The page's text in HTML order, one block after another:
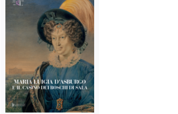
Rassegna stampa
Prestiti a mostre esterne